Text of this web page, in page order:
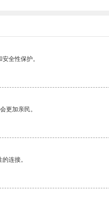
全性保护。
更加亲民。
连接。